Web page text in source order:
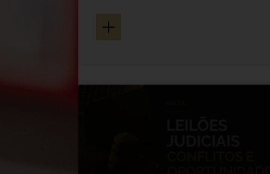
A fraude ocorre quando criminosos utilizam
+